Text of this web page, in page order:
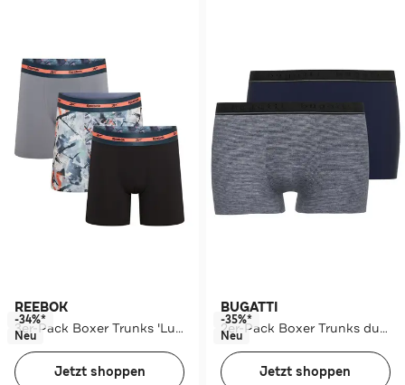
REEBOK
3er-Pack Boxer Trunks 'Luther' mehrfarbig
-34%*
Neu
Jetzt shoppen
BUGATTI
2er-Pack Boxer Trunks dunkelblau
-35%*
Neu
Jetzt shoppen